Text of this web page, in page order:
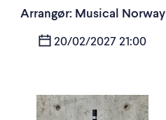
Arrangør: Musical Norway
20/02/2027 21:00